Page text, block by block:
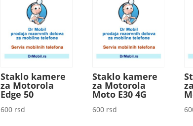
Staklo kamere
za Motorola
Edge 50
600 rsd
Staklo kamere
za Motorola
Moto E30 4G
600 rsd